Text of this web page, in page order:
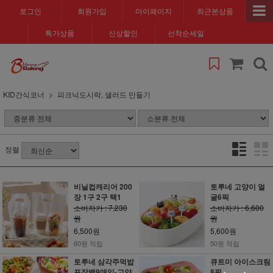
로그인 회원가입 마이페이지 최근본상품
특가상품 신상할인 선착순세일
KID간식코너 피크닉도시락, 샐러드 만들기
정렬
비닐컵캐리어 200
장 1구 2구 택1
소비자가 : 7,230
원
6,500원
60원 적립
토루네 고양이 얼
굴6픽
소비자가 : 6,600
원
5,600원
50원 적립
토루네 삼각주먹밥
큐트미 아이스크림